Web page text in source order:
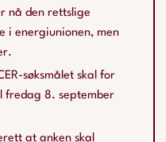
nå den rettslige
i energiunionen, men
søksmålet skal for
fredag 8. september
at anken skal